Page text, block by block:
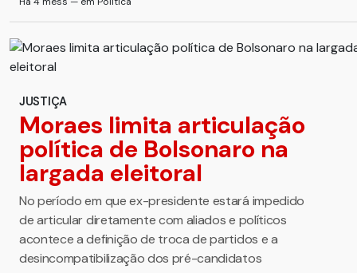
JUSTIÇA
Moraes limita articulação
política de Bolsonaro na
largada eleitoral
No período em que ex-presidente estará impedido
de articular diretamente com aliados e políticos
acontece a definição de troca de partidos e a
desincompatibilização dos pré-candidatos